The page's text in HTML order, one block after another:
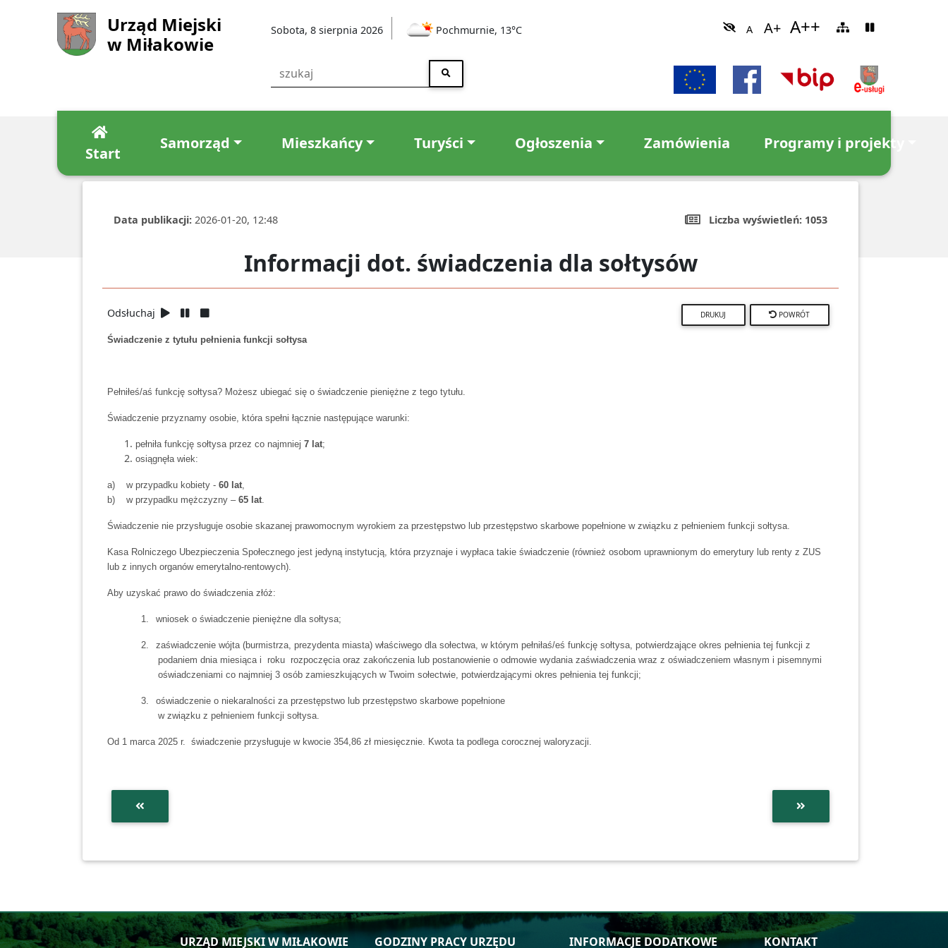
Urząd Miejski
w Miłakowie
Sobota, 8 sierpnia 2026 Pochmurnie, 13°C
Start
Samorząd Mieszkańcy Turyści Ogłoszenia Zamówienia Programy i projekty
Data publikacji: 2026-01-20, 12:48 Liczba wyświetleń: 1053
Informacji dot. świadczenia dla sołtysów
Odsłuchaj POWRÓT
Świadczenie z tytułu pełnienia funkcji sołtysa
Pełniłeś/aś funkcję sołtysa? Możesz ubiegać się o świadczenie pieniężne z tego tytułu.
Świadczenie przyznamy osobie, która spełni łącznie następujące warunki:
pełniła funkcję sołtysa przez co najmniej 7 lat;
osiągnęła wiek:
a) w przypadku kobiety - 60 lat,
b) w przypadku mężczyzny – 65 lat.
Świadczenie nie przysługuje osobie skazanej prawomocnym wyrokiem za przestępstwo lub przestępstwo skarbowe popełnione w związku z pełnieniem funkcji sołtysa.
Kasa Rolniczego Ubezpieczenia Społecznego jest jedyną instytucją, która przyznaje i wypłaca takie świadczenie (również osobom uprawnionym do emerytury lub renty z ZUS
lub z innych organów emerytalno-rentowych).
Aby uzyskać prawo do świadczenia złóż:
1. wniosek o świadczenie pieniężne dla sołtysa;
2.
zaświadczenie wójta (burmistrza, prezydenta miasta) właściwego dla sołectwa, w którym pełniłaś/eś funkcję sołtysa, potwierdzające okres pełnienia tej funkcji z
podaniem dnia miesiąca i roku rozpoczęcia oraz zakończenia lub postanowienie o odmowie wydania zaświadczenia wraz z oświadczeniem własnym i pisemnymi
oświadczeniami co najmniej 3 osób zamieszkujących w Twoim sołectwie, potwierdzającymi okres pełnienia tej funkcji;
3.
oświadczenie o niekaralności za przestępstwo lub przestępstwo skarbowe popełnione
w związku z pełnieniem funkcji sołtysa.
Od 1 marca 2025 r. świadczenie przysługuje w kwocie 354,86 zł miesięcznie. Kwota ta podlega corocznej waloryzacji.
URZĄD MIEJSKI W MIŁAKOWIE GODZINY PRACY URZĘDU INFORMACJE DODATKOWE KONTAKT